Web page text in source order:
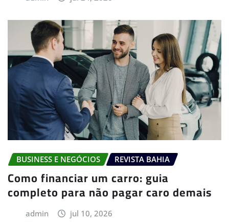
BUSINESS E NEGÓCIOS REVISTA BAHIA
Como financiar um carro: guia
completo para não pagar caro demais
admin jul 10, 2026